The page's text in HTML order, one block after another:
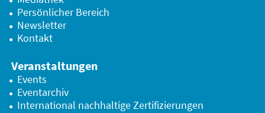
Persönlicher Bereich
Newsletter
Kontakt
Veranstaltungen
Events
Eventarchiv
International nachhaltige Zertifizierungen